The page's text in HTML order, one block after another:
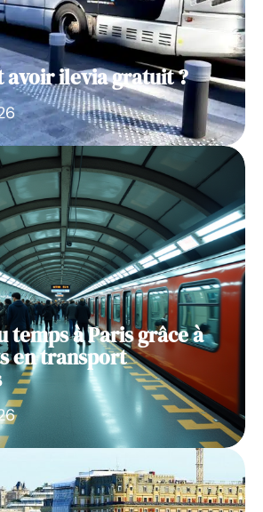
avoir ilevia gratuit ?
temps à Paris grâce à
en transport